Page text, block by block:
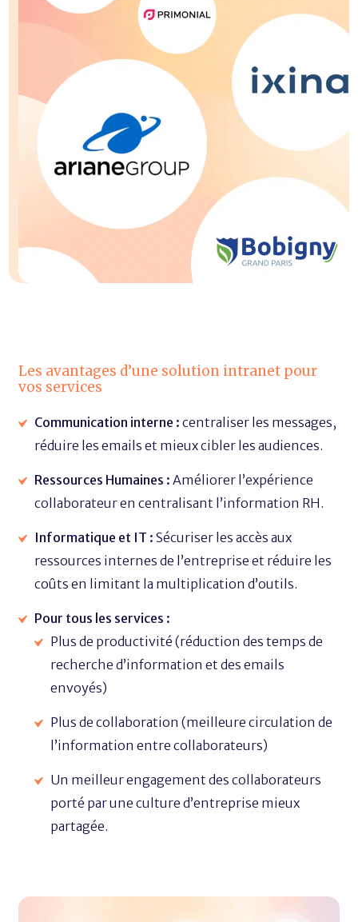
Les avantages d’une solution intranet pour
vos services
Communication interne : centraliser les messages,
réduire les emails et mieux cibler les audiences.
Ressources Humaines : Améliorer l’expérience
collaborateur en centralisant l’information RH.
Informatique et IT : Sécuriser les accès aux
ressources internes de l’entreprise et réduire les
coûts en limitant la multiplication d’outils.
Pour tous les services :
Plus de productivité (réduction des temps de
recherche d’information et des emails
envoyés)
Plus de collaboration (meilleure circulation de
l’information entre collaborateurs)
Un meilleur engagement des collaborateurs
porté par une culture d’entreprise mieux
partagée.